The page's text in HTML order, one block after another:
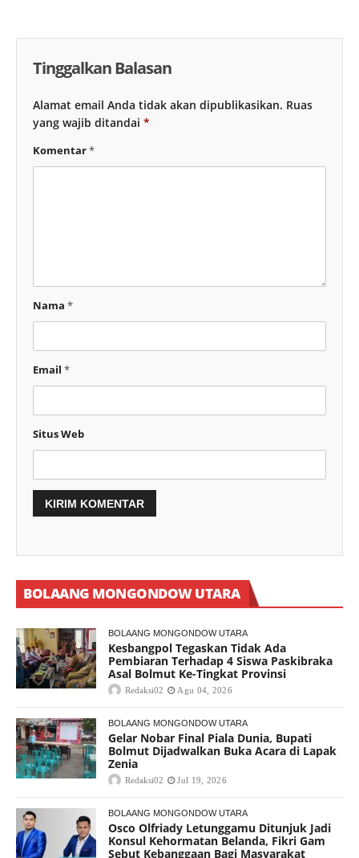
Tinggalkan Balasan
Alamat email Anda tidak akan dipublikasikan. Ruas
yang wajib ditandai *
Komentar*
Nama *
Email *
Situs Web
BOLAANG MONGONDOW UTARA
BOLAANG MONGONDOW UTARA
Kesbangpol Tegaskan Tidak Ada
Pembiaran Terhadap 4 Siswa Paskibraka
Asal Bolmut Ke-Tingkat Provinsi
Redaksi02 Agu 04, 2026
BOLAANG MONGONDOW UTARA
Gelar Nobar Final Piala Dunia, Bupati
Bolmut Dijadwalkan Buka Acara di Lapak
Zenia
Redaksi02 Jul 19, 2026
BOLAANG MONGONDOW UTARA
Osco Olfriady Letunggamu Ditunjuk Jadi
Konsul Kehormatan Belanda, Fikri Gam
Sebut Kebanggaan Bagi Masyarakat